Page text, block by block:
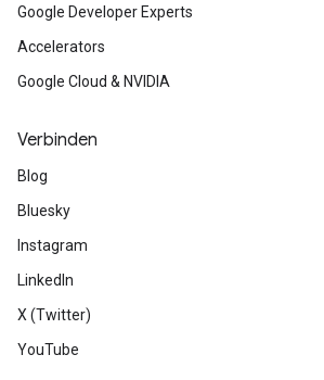
Google Developer Experts
Accelerators
Google Cloud & NVIDIA
Verbinden
Blog
Bluesky
Instagram
LinkedIn
X (Twitter)
YouTube